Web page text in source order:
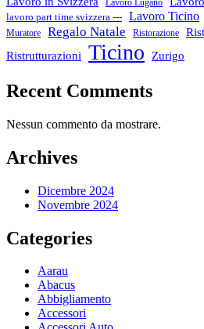
Lavoro Lugano
lavoro part time svizzera --- Lavoro Ticino
Muratore Regalo Natale Ristorazione
Ristrutturazioni
Ticino Zurigo
Recent Comments
Nessun commento da mostrare.
Archives
Dicembre 2024
Novembre 2024
Categories
Aarau
Abacus
Abbigliamento
Accessori